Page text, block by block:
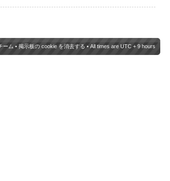
ーム • 掲示板の cookie を消去する • All times are UTC + 9 hours